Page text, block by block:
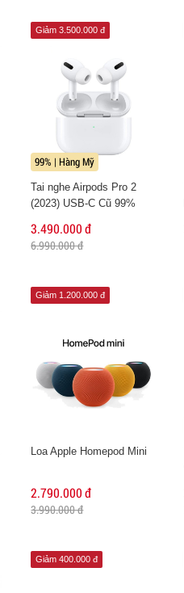
99% | Hàng Mỹ
Giảm 3.500.000 đ
Tai nghe Airpods Pro 2
(2023) USB-C Cũ 99%
3.490.000 đ
6.990.000 đ
Giảm 1.200.000 đ
Loa Apple Homepod Mini
2.790.000 đ
3.990.000 đ
Giảm 400.000 đ